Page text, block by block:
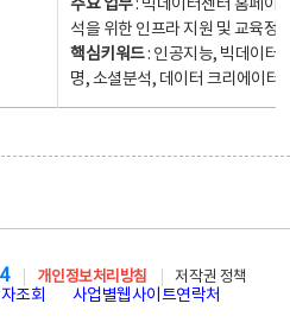
주요 업무: 빅데이터센터 홈페이
석을 위한 인프라 지원 및 교육정
핵심키워드: 인공지능, 빅데이터,
명, 소셜분석, 데이터 크리에이터
개인정보처리방침
저작권 정책
조회 사업별웹사이트연락처